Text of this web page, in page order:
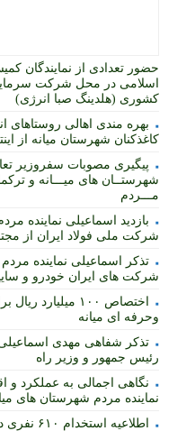
حضور تعدادی از نمایندگان
اسلامی در محل شرکت
کشوری (هلدینگ صبا انرژی)
بهره مندی اهالی روستاهای
کاغذکنان شهرستان میانه از
پیگیری مصوبات سفروزیر
شهرستــان های میـــانه و
مـــردم
بازدید اسماعیلی نماینده
شرکت ملی فولاد ایران از
تذکر اسماعیلی نماینده
شرکت های ایران خودرو و
اختصاص ۱۰۰
وحرفه ای میانه
تذکر شفاهی مهدی اسماعیلی
رئیس جمهور و وزیر راه
نگاهی اجمالی به عملکرد و
نماینده مردم شهرستان های
اطلاعیه